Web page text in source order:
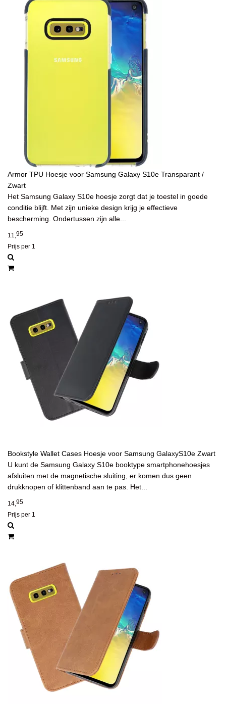
Armor TPU Hoesje voor Samsung Galaxy S10e Transparant /
Zwart
Het Samsung Galaxy S10e hoesje zorgt dat je toestel in goede
conditie blijft. Met zijn unieke design krijg je effectieve
bescherming. Ondertussen zijn alle...
11,95
Prijs per 1
Bookstyle Wallet Cases Hoesje voor Samsung GalaxyS10e Zwart
U kunt de Samsung Galaxy S10e booktype smartphonehoesjes
afsluiten met de magnetische sluiting, er komen dus geen
drukknopen of klittenband aan te pas. Het...
14,95
Prijs per 1